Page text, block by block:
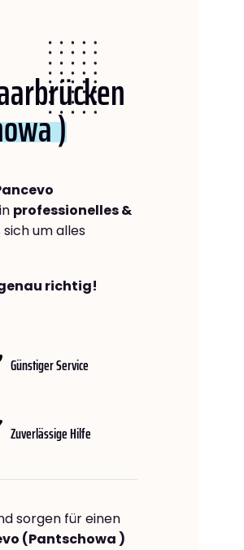
)
professionelles &
sich um alles
richtig!
Günstiger Service
Zuverlässige Hilfe
sorgen für einen
(Pantschowa )